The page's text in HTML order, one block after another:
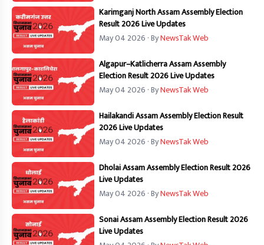
Karimganj North Assam Assembly Election
Result 2026 Live Updates
May 04 2026 · ByNewsTak Web
Algapur–Katlicherra Assam Assembly
Election Result 2026 Live Updates
May 04 2026 · ByNewsTak Web
Hailakandi Assam Assembly Election Result
2026 Live Updates
May 04 2026 · ByNewsTak Web
Dholai Assam Assembly Election Result 2026
Live Updates
May 04 2026 · ByNewsTak Web
Sonai Assam Assembly Election Result 2026
Live Updates